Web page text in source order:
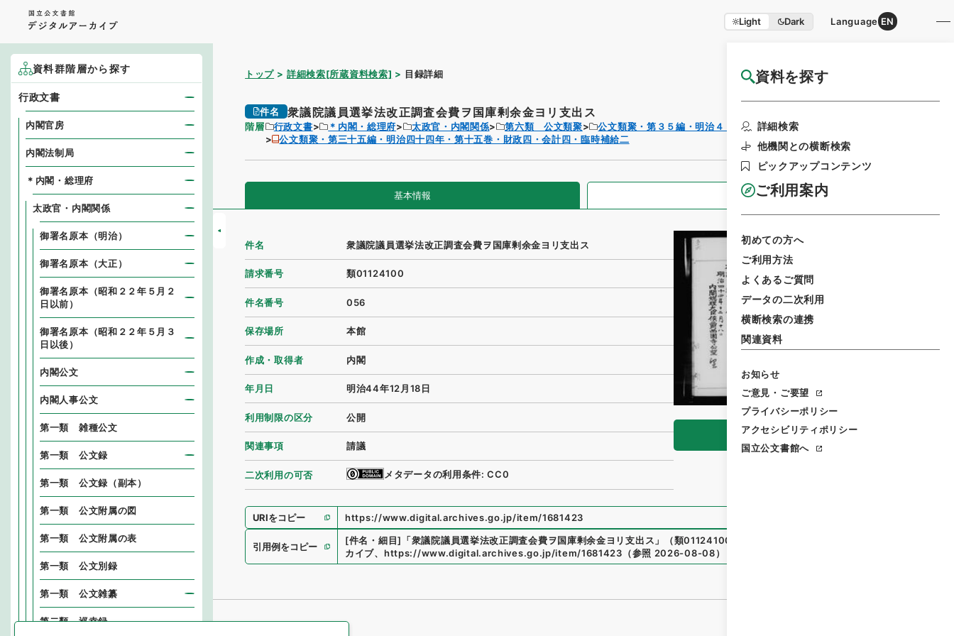
Light Dark Language EN
資料を探す
詳細検索
他機関との横断検索
ピックアップコンテンツ
ご利用案内
初めての方へ
ご利用方法
よくあるご質問
データの二次利用
横断検索の連携
関連資料
お知らせ
ご意見・ご要望
プライバシーポリシー
アクセシビリティポリシー
国立公文書館へ
トップ 詳細検索[所蔵資料検索] 目録詳細 国立公文書館HP利用案内
件名 衆議院議員選挙法改正調査会費ヲ国庫剰余金ヨリ支出ス
階層 行政文書 ＊内閣・総理府 太政官・内閣関係 第六類 公文類聚
公文類聚・第３５編・明治４４年
公文類聚・第三十五編・明治四十四年・第十五巻・財政四・会計四・臨時補給二
基本情報 全ての情報
閲覧
件名 衆議院議員選挙法改正調査会費ヲ国庫剰余金ヨリ支出ス
請求番号 類01124100
件名番号 056
保存場所 本館
作成・取得者 内閣
年月日 明治44年12月18日
利用制限の区分 公開
関連事項 請議
二次利用の可否 メタデータの利用条件: CC0
URIをコピー https://www.digital.archives.go.jp/item/1681423
引用例をコピー
[件名・細目] 「衆議院議員選挙法改正調査会費ヲ国庫剰余金ヨリ支出ス 」 （類01124100-05600
カイブ、 https://www.digital.archives.go.jp/item/1681423 （参照 2026-08-08）
資料群階層から探す
行政文書
内閣官房
内閣法制局
＊内閣・総理府
太政官・内閣関係
御署名原本（明治）
御署名原本（大正）
御署名原本（昭和２２年５月２
日以前）
御署名原本（昭和２２年５月３
日以後）
内閣公文
内閣人事公文
第一類 雑種公文
第一類 公文録
第一類 公文録（副本）
第一類 公文附属の図
第一類 公文附属の表
第一類 公文別録
第一類 公文雑纂
第二類 巡幸録